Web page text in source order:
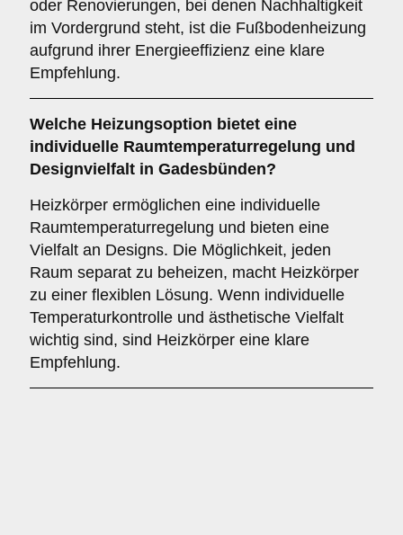
oder Renovierungen, bei denen Nachhaltigkeit
im Vordergrund steht, ist die Fußbodenheizung
aufgrund ihrer Energieeffizienz eine klare
Empfehlung.
Welche Heizungsoption bietet eine
individuelle Raumtemperaturregelung und
Designvielfalt in Gadesbünden?
Heizkörper ermöglichen eine individuelle
Raumtemperaturregelung und bieten eine
Vielfalt an Designs. Die Möglichkeit, jeden
Raum separat zu beheizen, macht Heizkörper
zu einer flexiblen Lösung. Wenn individuelle
Temperaturkontrolle und ästhetische Vielfalt
wichtig sind, sind Heizkörper eine klare
Empfehlung.